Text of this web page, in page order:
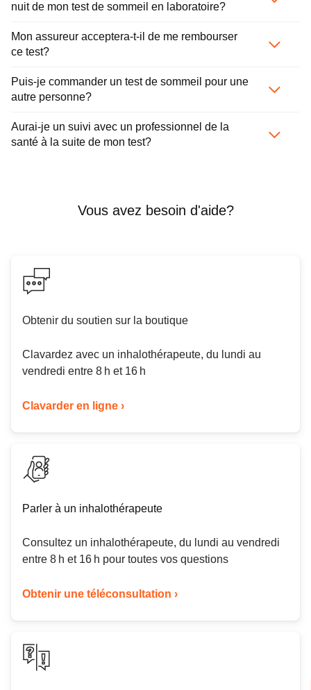
nuit de mon test de sommeil en laboratoire?
Mon assureur acceptera-t-il de me rembourser
ce test?
Puis-je commander un test de sommeil pour une
autre personne?
Aurai-je un suivi avec un professionnel de la
santé à la suite de mon test?
Vous avez besoin d'aide?
Obtenir du soutien sur la boutique
Clavardez avec un inhalothérapeute, du lundi au
vendredi entre 8 h et 16 h
Clavarder en ligne ›
Parler à un inhalothérapeute
Consultez un inhalothérapeute, du lundi au vendredi
entre 8 h et 16 h pour toutes vos questions
Obtenir une téléconsultation ›